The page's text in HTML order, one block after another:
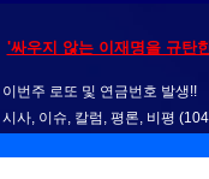
'싸우지 않는 이재명을 규탄
이번주 로또 및 연금번호 발생!!
시사, 이슈, 칼럼, 평론, 비평